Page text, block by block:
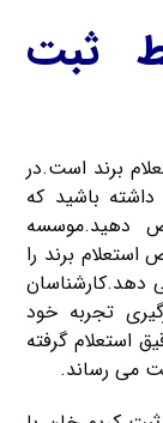
ثبت
برند است.در
داشته باشید که
دهید.موسسه
برند را
دهد.کارشناسان
تجربه خود
استعلام گرفته
می رساند.